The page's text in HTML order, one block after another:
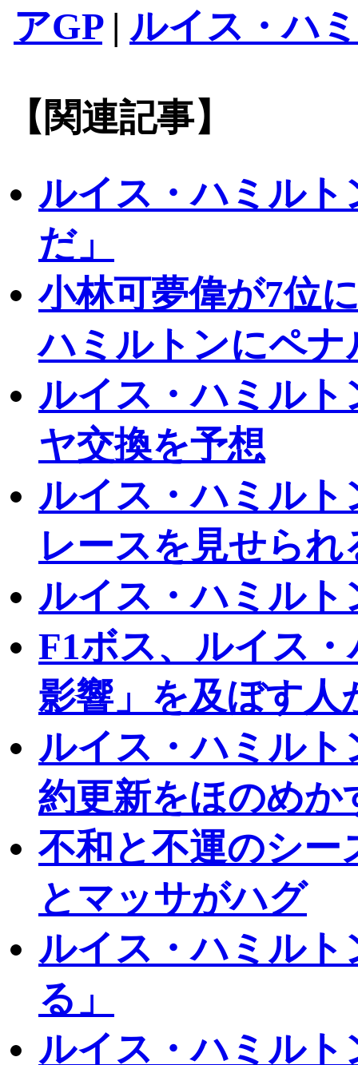
アGP| ルイス・ハ
【関連記事】
ルイス・ハミル
だ」
小林可夢偉が7位
ハミルトンにペナ
ルイス・ハミル
ヤ交換を予想
ルイス・ハミル
レースを見せられ
ルイス・ハミルト
F1ボス、ルイス
影響」を及ぼす人
ルイス・ハミル
約更新をほのめか
不和と不運のシ
とマッサがハグ
ルイス・ハミルト
る」
ルイス・ハミル